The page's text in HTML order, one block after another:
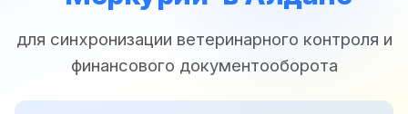
для синхронизации ветеринарного контроля и
финансового документооборота